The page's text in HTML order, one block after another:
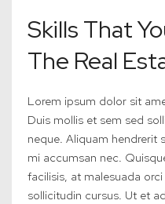
Skills That
The Real
Lorem ipsum dolor sit
Duis mollis et sem sed
neque. Aliquam hendrerit
mi accumsan nec.
facilisis, at malesuada
sollicitudin cursus. Ut et